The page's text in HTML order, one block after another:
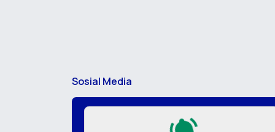
Sosial Media